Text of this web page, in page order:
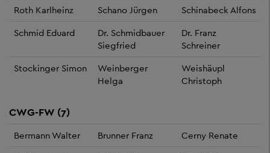
Roth Karlheinz
Schano Jürgen
Schinabeck Alfons
Schmid Eduard
Dr. Schmidbauer
Siegfried
Dr. Franz
Schreiner
Stockinger Simon
Weinberger
Helga
Weishäupl
Christoph
CWG-FW (7)
Bermann Walter Brunner Franz
Cerny Renate